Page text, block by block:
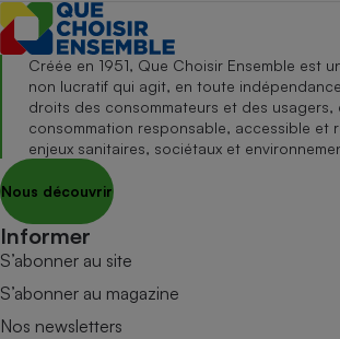
Créée en 1951, Que Choisir Ensemble est
non lucratif qui agit, en toute
droits des consommateurs et des usagers,
consommation responsable, accessible et
enjeux sanitaires, sociétaux et
Nous découvrir
Informer
S’abonner au site
S’abonner au magazine
Nos newsletters